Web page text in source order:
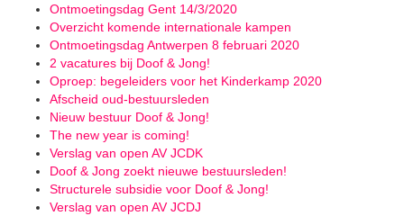
Ontmoetingsdag Gent 14/3/2020
Overzicht komende internationale kampen
Ontmoetingsdag Antwerpen 8 februari 2020
2 vacatures bij Doof & Jong!
Oproep: begeleiders voor het Kinderkamp 2020
Afscheid oud-bestuursleden
Nieuw bestuur Doof & Jong!
The new year is coming!
Verslag van open AV JCDK
Doof & Jong zoekt nieuwe bestuursleden!
Structurele subsidie voor Doof & Jong!
Verslag van open AV JCDJ